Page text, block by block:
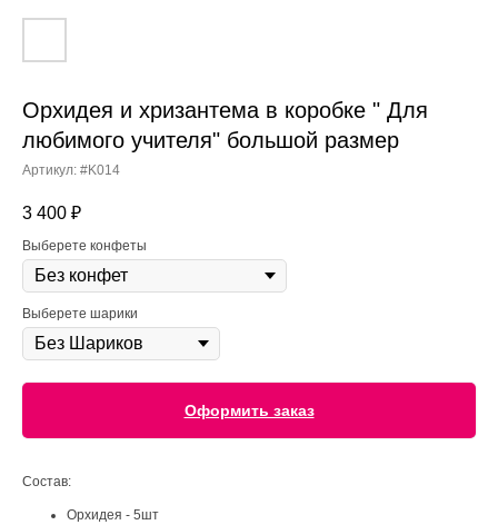
Орхидея и хризантема в коробке " Для
любимого учителя" большой размер
Артикул: #K014
3 400 ₽
Выберете конфеты
Выберете шарики
Оформить заказ
Состав:
Орхидея - 5шт